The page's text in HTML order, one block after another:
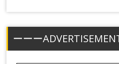
ーーー